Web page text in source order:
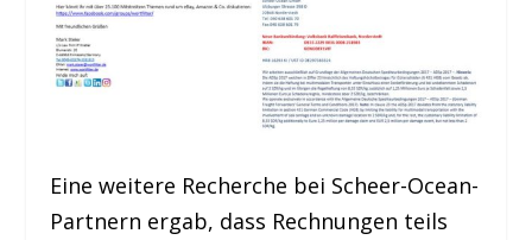
Eine weitere Recherche bei Scheer-Ocean-
Partnern ergab, dass Rechnungen teils